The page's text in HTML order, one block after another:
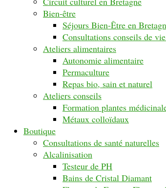
Bien-être
Séjours Bien-Être en
Consultations conseils de
Ateliers alimentaires
Autonomie alimentaire
Permaculture
Repas bio, sain et naturel
Ateliers conseils
Formation plantes
Métaux colloïdaux
Boutique
Consultations de santé naturelles
Alcalinisation
Testeur de PH
Bains de Cristal Diamant